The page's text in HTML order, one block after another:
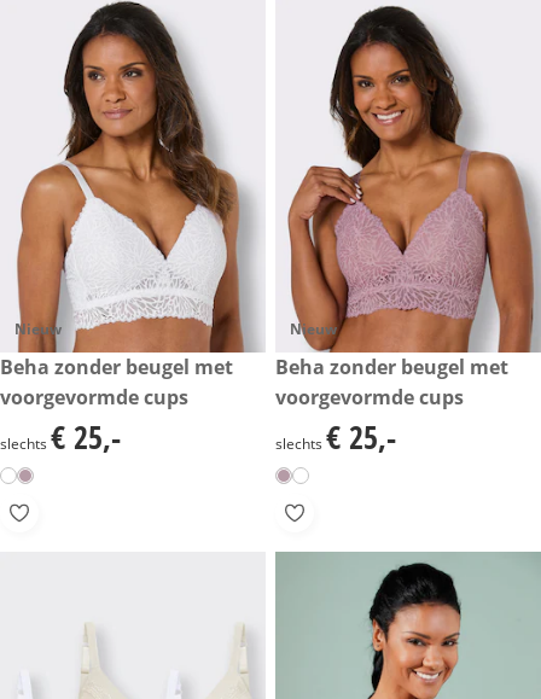
Nieuw
€ 25,-
Beha zonder beugel met
voorgevormde cups
€ 25,-
slechts € 25,-
Nieuw
€ 25,-
Beha zonder beugel met
voorgevormde cups
€ 25,-
slechts € 25,-